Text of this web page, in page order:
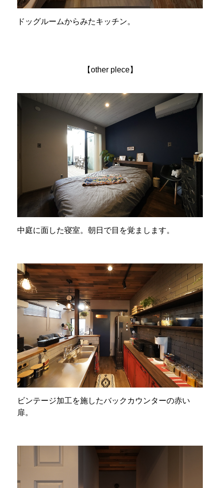
ドッグルームからみたキッチン。
【other plece】
中庭に面した寝室。朝日で目を覚まします。
ビンテージ加工を施したバックカウンターの赤い
扉。